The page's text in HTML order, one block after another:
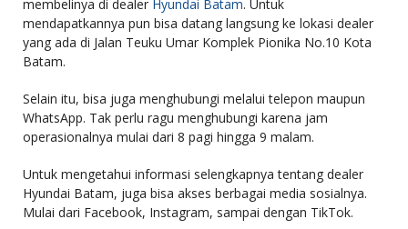
membelinya di dealer Hyundai Batam. Untuk
mendapatkannya pun bisa datang langsung ke lokasi dealer
yang ada di Jalan Teuku Umar Komplek Pionika No.10 Kota
Batam.
Selain itu, bisa juga menghubungi melalui telepon maupun
WhatsApp. Tak perlu ragu menghubungi karena jam
operasionalnya mulai dari 8 pagi hingga 9 malam.
Untuk mengetahui informasi selengkapnya tentang dealer
Hyundai Batam, juga bisa akses berbagai media sosialnya.
Mulai dari Facebook, Instagram, sampai dengan TikTok.